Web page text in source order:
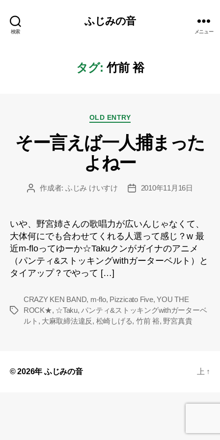
検索
ふじみの音
メニュー
タグ: 竹前 裕
カ
ー
OLD ENTRY
そー言えば一人捕まった
よねー
投 作成者: ふじみ けいすけ
投
2010年11月16日
いや、野宮姉さんの歌唱力が広いんじゃなくて、
大体何にでも合わせてくれる人選って感じ？w 最
近m-floってゆーか☆Takuクンがガイナのアニメ
（パンティ&ストッキングwithガーターベルト）と
タイアップ？でやって […]
タ
CRAZY KEN BAND, m-flo, Pizzicato Five,YOU THE
ROCK★, ☆Taku,パンティ&ストッキングwithガーターベ
ルト , 大麻取締法違反, 松崎しげる, 竹前 裕, 野宮真貴
© 2026年 ふじみの音 上 ↑